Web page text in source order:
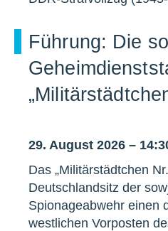
Führung: Die
29. August 2026 –
Das „Militärstädtchen
Deutschlandsitz der
Spionageabwehr einen
westlichen Vorposten